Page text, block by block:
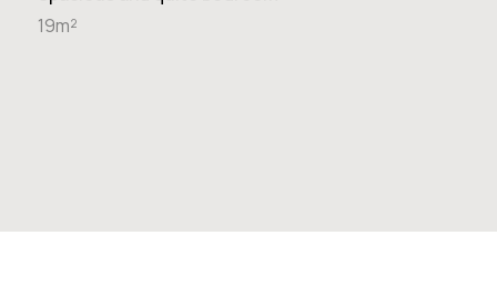
19m²